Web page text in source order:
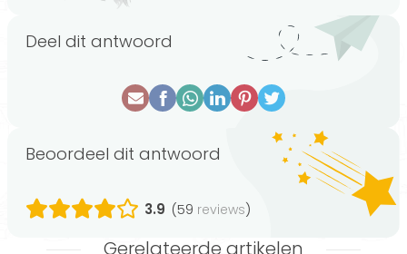
Deel dit antwoord
Beoordeel dit antwoord
3.9 (59 reviews)
Gerelateerde artikelen